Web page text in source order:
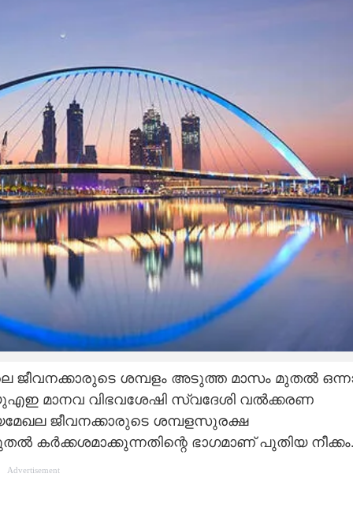
ശമ്പളം അടുത്ത മാസം മുതൽ
മാനവ വിഭവശേഷി സ്വദേശി വൽക്കരണ
ജീവനക്കാരുടെ ശമ്പളസുരക്ഷ
കർക്കശമാക്കുന്നതിന്റെ ഭാഗമാണ് പുതിയ
Advertisement